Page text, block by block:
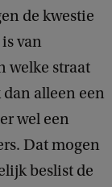
de kwestie
van
welke straat
alleen een
wel een
Dat mogen
beslist de